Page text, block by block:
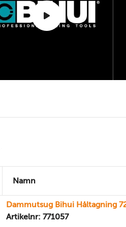
Namn
Dammutsug Bihui Håltagning
Artikelnr: 771057